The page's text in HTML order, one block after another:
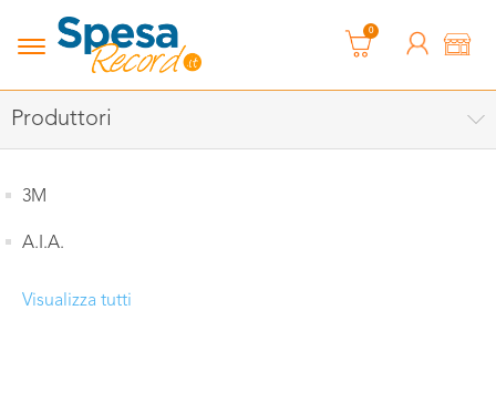
0
Produttori
3M
A.I.A.
Visualizza tutti